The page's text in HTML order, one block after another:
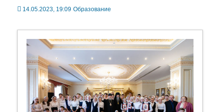
14.05.2023, 19:09 Образование